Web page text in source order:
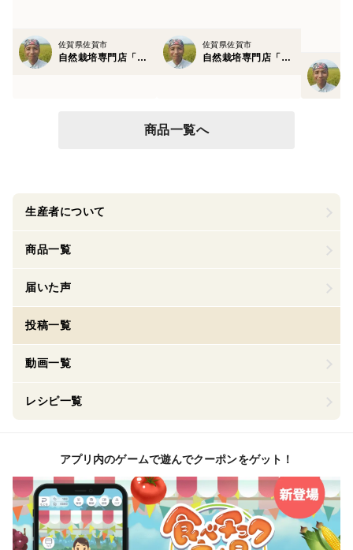
佐賀県佐賀市
自然栽培専門店「自然栽培園北村」
佐賀県佐賀市
自然栽培専門店「自然栽培園北村」
商品一覧へ
生産者について
商品一覧
届いた声
投稿一覧
動画一覧
レシピ一覧
アプリ内のゲームで遊んでクーポンをゲット！